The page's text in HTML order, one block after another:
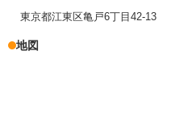
東京都江東区亀戸6丁目42-13
地図